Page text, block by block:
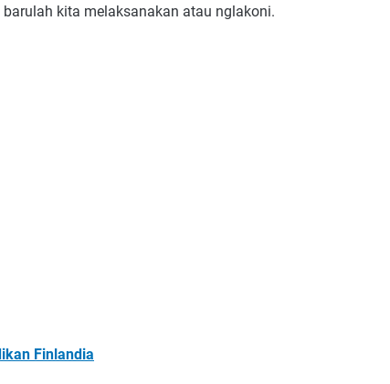
kita melaksanakan atau nglakoni.
Finlandia